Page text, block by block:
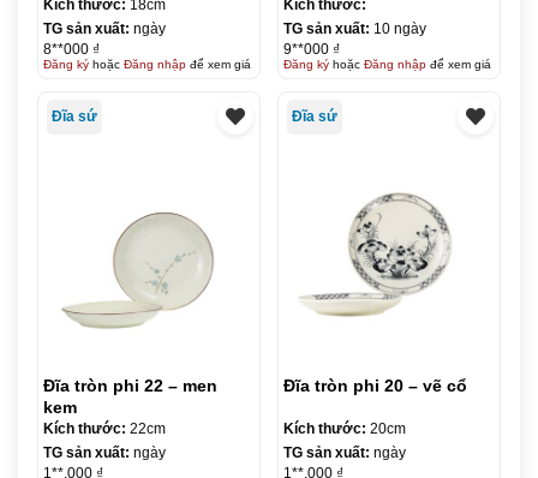
Kích thước: 18cm
TG sản xuất: ngày
8**000 ₫
Đăng kýhoặc Đăng nhậpđể xem giá
Kích thước:
TG sản xuất: 10 ngày
9**000 ₫
Đăng kýhoặc Đăng nhậpđể xem giá
Đĩa sứ
Đĩa tròn phi 22 – men
kem
Kích thước: 22cm
TG sản xuất: ngày
1**.000 ₫
Đĩa sứ
Đĩa tròn phi 20 – vẽ cổ
Kích thước: 20cm
TG sản xuất: ngày
1**.000 ₫